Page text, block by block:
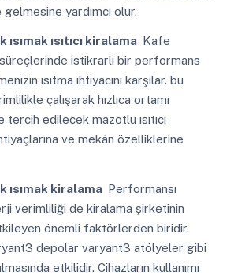
yardımcı olur.
ısımak ısıtıcı kiralama Kafe
süreçlerinde istikrarlı bir performans
ısıtma ihtiyacını karşılar. bu
çalışarak hızlıca ortamı
tercih edilecek mazotlu ısıtıcı
ve mekân özelliklerine
ısımak kiralama Performansı
verimliliği de kiralama şirketinin
önemli faktörlerden biridir.
depolar varyant3 atölyeler gibi
etkilidir. Cihazların kullanımı